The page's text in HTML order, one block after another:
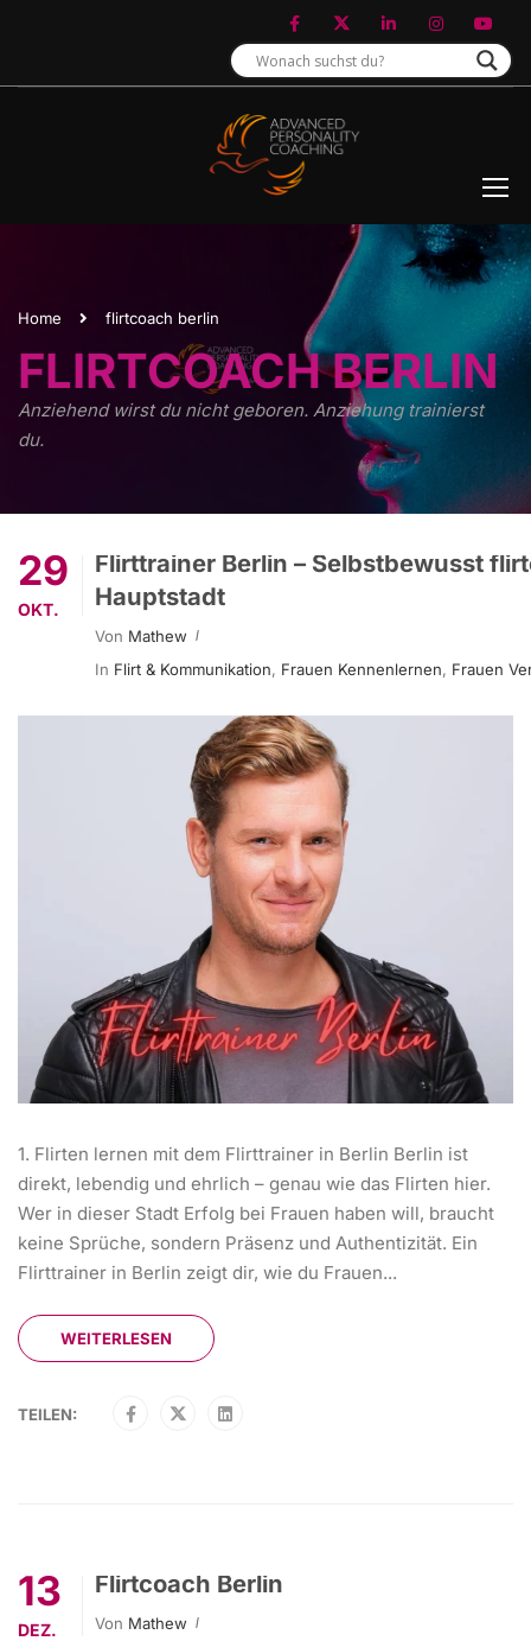
Home flirtcoach berlin
FLIRTCOACH BERLIN
Anziehend wirst du nicht geboren. Anziehung trainierst
du.
29
OKT.
Flirttrainer Berlin – Selbstbewusst
Hauptstadt
Von Mathew
In Flirt & Kommunikation, Frauen Kennenlernen, Frauen
1. Flirten lernen mit dem Flirttrainer in Berlin Berlin ist
direkt, lebendig und ehrlich – genau wie das Flirten hier.
Wer in dieser Stadt Erfolg bei Frauen haben will, braucht
keine Sprüche, sondern Präsenz und Authentizität. Ein
Flirttrainer in Berlin zeigt dir, wie du Frauen...
WEITERLESEN
TEILEN:
13
DEZ.
Flirtcoach Berlin
Von Mathew